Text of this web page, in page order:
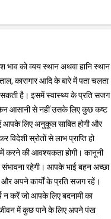
भाव को व्यय स्थान अथवा हानि स्थान
कारागार आदि के बारे में पता चलता
सकती है। इसमें स्वास्थ्य के प्रति सजग
आसानी से नहीं उसके लिए कुछ कष्ट
आपके लिए अनुकूल साबित होगी और
स्रोतों से लाभ प्राप्ति हो
करने की आवश्यकता होगी। कानूनी
संभावना रहेगी। आपके भाई बहन अच्छा
अपने कार्यों के प्रति सजग रहें।
न करें जो आपके लिए बदनामी का
में कुछ पाने के लिए अपने पंख